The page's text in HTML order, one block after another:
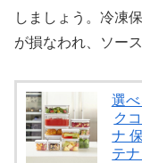
しましょう。冷凍
が損なわれ、ソー
選
ク
ナ
テ